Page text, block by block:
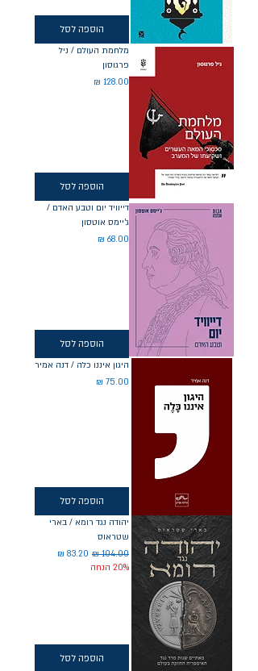
הוספה לסל
מלחמת העולם / ניל
פרגוסון
מחיר
הוספה לסל
דייוויד יום וטבע האדם /
ג'יימס אוטסון
מחיר
הוספה לסל
היגון איננו כלה / דנה אמיר
מחיר
הוספה לסל
יהודה נגד רומא / בארי
שטראוס
מחיר רגיל מחיר מבצע
20% הנחה
הוספה לסל